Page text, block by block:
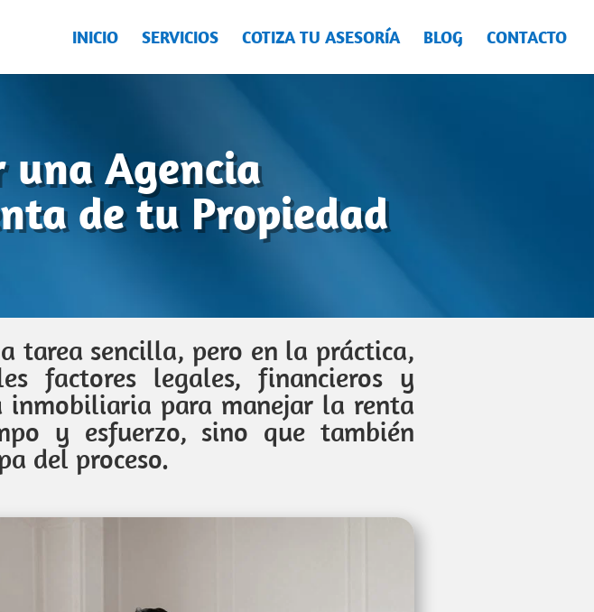
INICIO SERVICIOS COTIZA TU ASESORÍA BLOG CONTACTO
una Agencia
de tu Propiedad
tarea sencilla, pero en la práctica,
factores legales, financieros y
para manejar la renta
y esfuerzo, sino que también
del proceso.